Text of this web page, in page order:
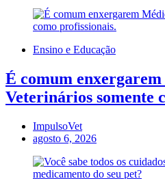
Ensino e Educação
É comum
Veterinários somente
ImpulsoVet
agosto 6, 2026